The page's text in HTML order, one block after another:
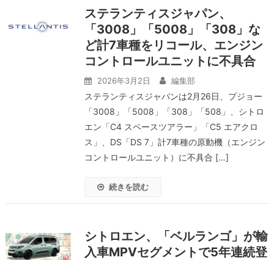
ステランティスジャパン、
「3008」「5008」「308」な
ど計7車種をリコール、エンジン
コントロールユニットに不具合
2026年3月2日 編集部
ステランティスジャパンは2月26日、プジョー
「3008」「5008」「308」「508」、シトロ
エン「C4 スペースツアラー」「C5 エアクロ
ス」、DS「DS 7」計7車種の原動機（エンジン
コントロールユニット）に不具合 […]
続きを読む
シトロエン、「ベルランゴ」が輸
入車MPVセグメントで5年連続登